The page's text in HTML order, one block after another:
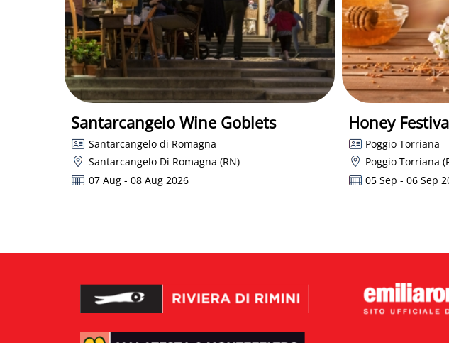
Santarcangelo Wine Goblets
Santarcangelo di Romagna
Santarcangelo Di Romagna (RN)
07 Aug - 08 Aug 2026
Honey
Poggio Torriana
Poggio Torriana
05 Sep - 06 Sep